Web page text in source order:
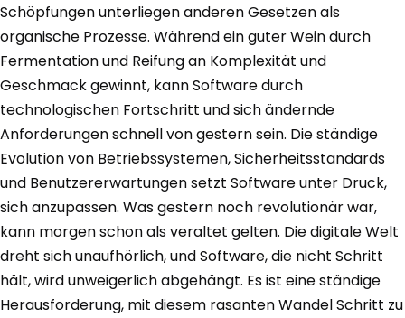
Schöpfungen unterliegen anderen Gesetzen als
organische Prozesse. Während ein guter Wein durch
Fermentation und Reifung an Komplexität und
Geschmack gewinnt, kann Software durch
technologischen Fortschritt und sich ändernde
Anforderungen schnell von gestern sein. Die ständige
Evolution von Betriebssystemen, Sicherheitsstandards
und Benutzererwartungen setzt Software unter Druck,
sich anzupassen. Was gestern noch revolutionär war,
kann morgen schon als veraltet gelten. Die digitale Welt
dreht sich unaufhörlich, und Software, die nicht Schritt
hält, wird unweigerlich abgehängt. Es ist eine ständige
Herausforderung, mit diesem rasanten Wandel Schritt zu